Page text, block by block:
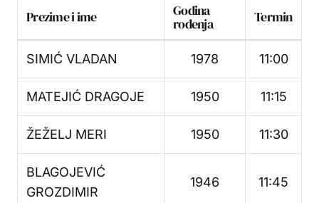
Prezime i ime Godina
rođenja Termin
SIMIĆ VLADAN 1978 11:00
MATEJIĆ DRAGOJE 1950 11:15
ŽEŽELJ MERI 1950 11:30
BLAGOJEVIĆ
GROZDIMIR
1946 11:45